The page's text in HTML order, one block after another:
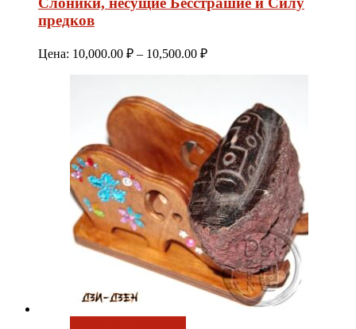
предков
Цена: 10,000.00 ₽ – 10,500.00 ₽Диапазон
10,500.00 ₽